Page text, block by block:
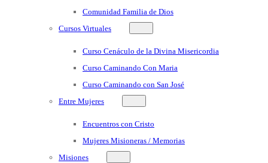
Comunidad Familia de Dios
Cursos Virtuales
Curso Cenáculo de la Divina Misericordia
Curso Caminando Con Maria
Curso Caminando con San José
Entre Mujeres
Encuentros con Cristo
Mujeres Misioneras / Memorias
Misiones